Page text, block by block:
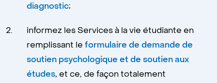
diagnostic;
informez les Services à la vie étudiante en
remplissant le formulaire de demande de
soutien psychologique et de soutien aux
études, et ce, de façon totalement